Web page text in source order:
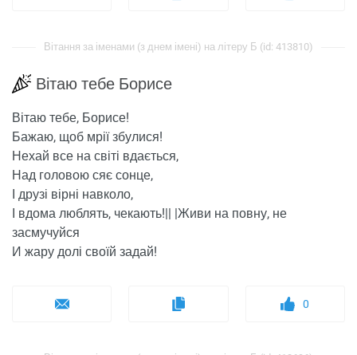
Вітання за іменами (з днем ​​імені) на літеру Б (id: 413810)
Вітаю тебе Борисе
Вітаю тебе, Борисе!
Бажаю, щоб мрії збулися!
Нехай все на світі вдається,
Над головою сяє сонце,
І друзі вірні навколо,
І вдома люблять, чекають!|| |Живи на повну, не
засмучуйся
И жару долі своїй задай!
0